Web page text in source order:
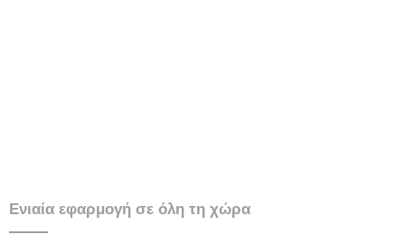
Ενιαία εφαρμογή σε όλη τη χώρα